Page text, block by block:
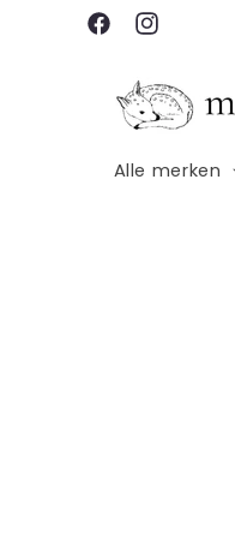
Meteen
naar deFacebookInstagram
Alle merken